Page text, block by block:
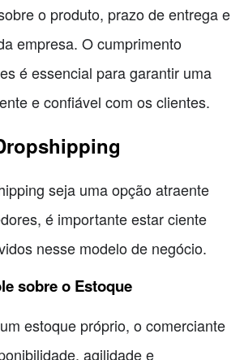
o produto, prazo de entrega e
empresa. O cumprimento
é essencial para garantir uma
e confiável com os clientes.
seja uma opção atraente
é importante estar ciente
nesse modelo de negócio.
sobre o Estoque
estoque próprio, o comerciante
agilidade e